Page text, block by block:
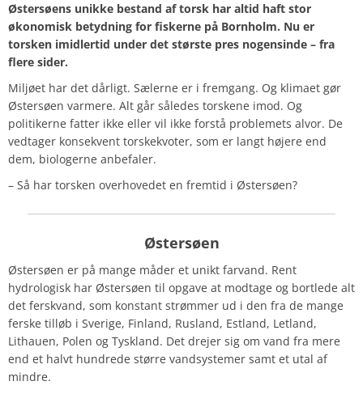
Østersøens unikke bestand af torsk har altid haft stor
økonomisk betydning for fiskerne på Bornholm. Nu er
torsken imidlertid under det største pres nogensinde – fra
flere sider.
Miljøet har det dårligt. Sælerne er i fremgang. Og klimaet gør
Østersøen varmere. Alt går således torskene imod. Og
politikerne fatter ikke eller vil ikke forstå problemets alvor. De
vedtager konsekvent torskekvoter, som er langt højere end
dem, biologerne anbefaler.
– Så har torsken overhovedet en fremtid i Østersøen?
Østersøen
Østersøen er på mange måder et unikt farvand. Rent
hydrologisk har Østersøen til opgave at modtage og bortlede alt
det ferskvand, som konstant strømmer ud i den fra de mange
ferske tilløb i Sverige, Finland, Rusland, Estland, Letland,
Lithauen, Polen og Tyskland. Det drejer sig om vand fra mere
end et halvt hundrede større vandsystemer samt et utal af
mindre.